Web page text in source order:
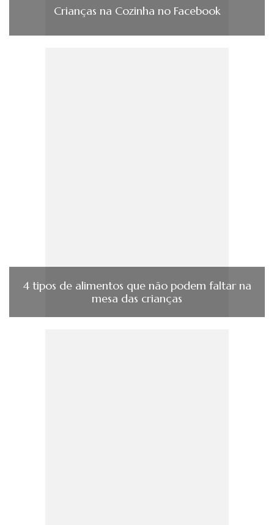
Crianças na Cozinha no Facebook
4 tipos de alimentos que não podem faltar na
mesa das crianças